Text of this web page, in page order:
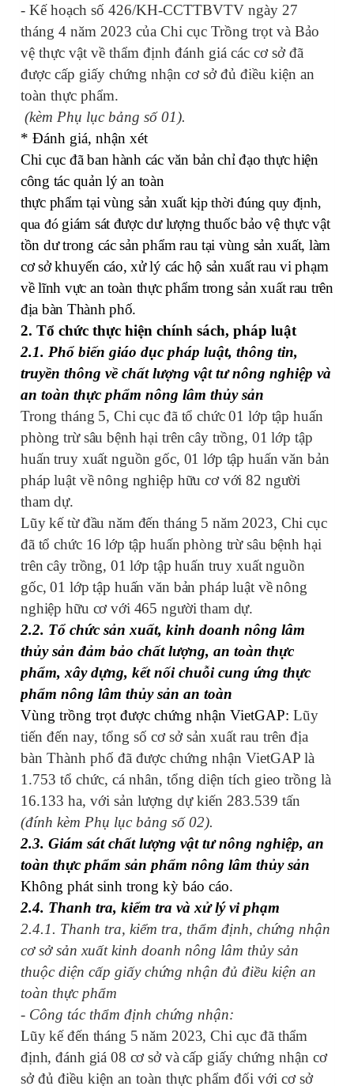
- Kế hoạch số 426/KH-CCTTBVTV ngày 27
tháng 4 năm 2023 của Chi cục Trồng trọt và Bảo
vệ thực vật về thẩm định đánh giá các cơ sở đã
được cấp giấy chứng nhận cơ sở đủ điều kiện an
toàn thực phẩm.
(kèm Phụ lục bảng số 01).
* Đánh giá, nhận xét
Chi cục đã ban hành các văn bản chỉ đạo thực hiện
công tác quản lý an toàn
thực phẩm tại vùng sản xuất kịp thời đúng quy định,
qua đógiám sát được dư lượng thuốc bảo vệ thực vật
tồn dư trong các sản phẩm rau tại vùng sản xuất, làm
cơ sở khuyến cáo, xử lý các hộ sản xuất rau vi phạm
về lĩnh vực an toàn thực phẩm trong sản xuất rau trên
địa bàn Thành phố.
2. Tổ chức thực hiện chính sách, pháp luật
2.1. Phổ biến giáo dục pháp luật, thông tin,
truyền thông về chất lượng vật tư nông nghiệp và
an toàn thực phẩm nông lâm thủy sản
Trong tháng 5, Chi cục đã tổ chức 01 lớp tập huấn
phòng trừ sâu bệnh hại trên cây trồng, 01 lớp tập
huấn truy xuất nguồn gốc, 01 lớp tập huấn văn bản
pháp luật về nông nghiệp hữu cơ với 82 người
tham dự.
Lũy kế từ đầu năm đến tháng 5 năm 2023, Chi cục
đã tổ chức 16 lớp tập huấn phòng trừ sâu bệnh hại
trên cây trồng, 01 lớp tập huấn truy xuất nguồn
gốc, 01 lớp tập huấn văn bản pháp luật về nông
nghiệp hữu cơ với 465 người tham dự.
2.2. Tổ chức sản xuất, kinh doanh nông lâm
thủy sản đảm bảo chất lượng, an toàn thực
phẩm, xây dựng, kết nối chuỗi cung ứng thực
phẩm nông lâm thủy sản an toàn
Vùng trồng trọt được chứng nhận VietGAP: Lũy
tiến đến nay, tổng số cơ sở sản xuất rau trên địa
bàn Thành phố đã được chứng nhận VietGAP là
1.753 tổ chức, cá nhân, tổng diện tích gieo trồng là
16.133 ha, với sản lượng dự kiến 283.539 tấn
(đính kèm Phụ lục bảng số 02).
2.3. Giám sát chất lượng vật tư nông nghiệp, an
toàn thực phẩm sản phẩm nông lâm thủy sản
Không phát sinh trong kỳ báo cáo.
2.4. Thanh tra, kiểm tra và xử lý vi phạm
2.4.1. Thanh tra, kiểm tra, thẩm định, chứng nhận
cơ sở sản xuất kinh doanh nông lâm thủy sản
thuộc diện cấp giấy chứng nhận đủ điều kiện an
toàn thực phẩm
- Công tác thẩm định chứng nhận:
Lũy kế đến tháng 5 năm 2023, Chi cục đã thẩm
định, đánh giá 08 cơ sở vàcấp giấy chứng nhận cơ
sở đủ điều kiện an toàn thực phẩm đối với cơ sở